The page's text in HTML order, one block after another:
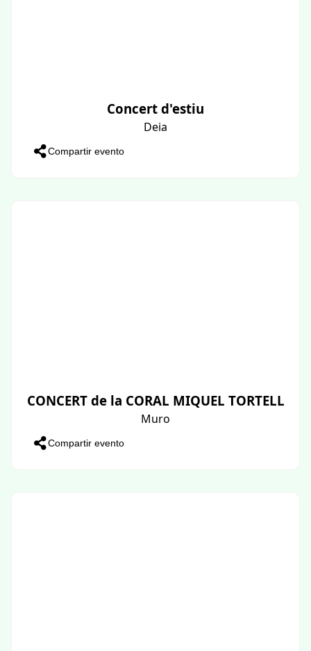
Concert d'estiu
Deia
Compartir evento
CONCERT de la CORAL MIQUEL TORTELL
Muro
Compartir evento